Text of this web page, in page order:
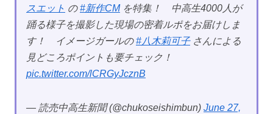
スエット の#新作CMを特集！ 中高生4000人が
踊る様子を撮影した現場の密着ルポをお届けしま
す！ イメージガールの#八木莉可子さんによる
見どころポイントも要チェック！
pic.twitter.com/lCRGyJcznB
— 読売中高生新聞 (@chukoseishimbun) June 27,